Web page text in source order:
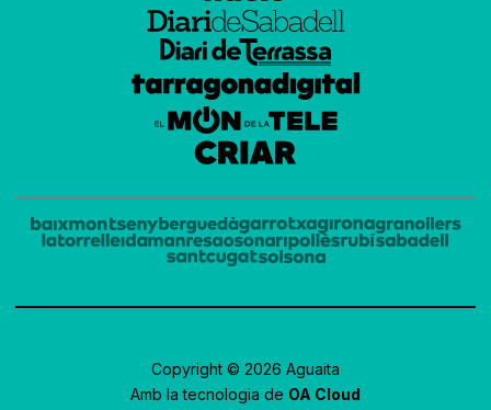
Copyright © 2026 Aguaita
Amb la tecnologia de OA Cloud